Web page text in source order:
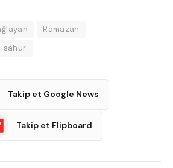
Ramazan
sahur
Takip et Google News
Takip et Flipboard